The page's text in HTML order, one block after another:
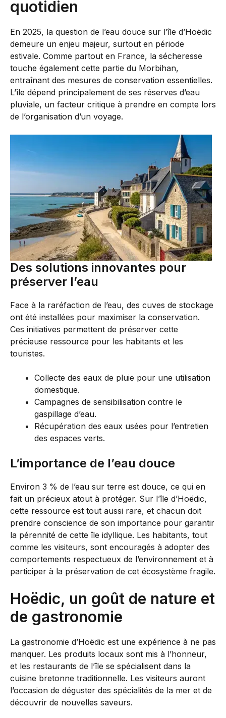
quotidien
En 2025, la question de l’eau douce sur l’île d’Hoëdic
demeure un enjeu majeur, surtout en période
estivale. Comme partout en France, la sécheresse
touche également cette partie du Morbihan,
entraînant des mesures de conservation essentielles.
L’île dépend principalement de ses réserves d’eau
pluviale, un facteur critique à prendre en compte lors
de l’organisation d’un voyage.
Des solutions innovantes pour
préserver l’eau
Face à la raréfaction de l’eau, des cuves de stockage
ont été installées pour maximiser la conservation.
Ces initiatives permettent de préserver cette
précieuse ressource pour les habitants et les
touristes.
Collecte des eaux de pluie pour une utilisation
domestique.
Campagnes de sensibilisation contre le
gaspillage d’eau.
Récupération des eaux usées pour l’entretien
des espaces verts.
L’importance de l’eau douce
Environ 3 % de l’eau sur terre est douce, ce qui en
fait un précieux atout à protéger. Sur l’île d’Hoëdic,
cette ressource est tout aussi rare, et chacun doit
prendre conscience de son importance pour garantir
la pérennité de cette île idyllique. Les habitants, tout
comme les visiteurs, sont encouragés à adopter des
comportements respectueux de l’environnement et à
participer à la préservation de cet écosystème fragile.
Hoëdic, un goût de nature et
de gastronomie
La gastronomie d’Hoëdic est une expérience à ne pas
manquer. Les produits locaux sont mis à l’honneur,
et les restaurants de l’île se spécialisent dans la
cuisine bretonne traditionnelle. Les visiteurs auront
l’occasion de déguster des spécialités de la mer et de
découvrir de nouvelles saveurs.